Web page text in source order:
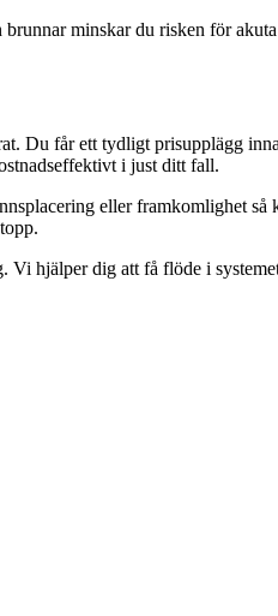
minskar du risken för
Du får ett tydligt prisupplägg
i just ditt fall.
eller framkomlighet
hjälper dig att få flöde i